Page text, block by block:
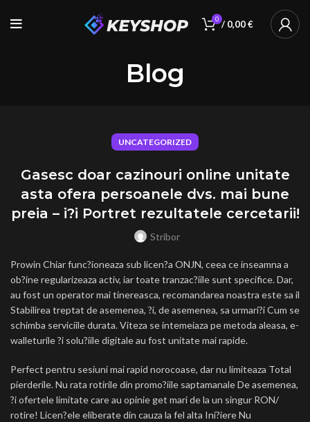
0 / 0,00€
Blog
UNCATEGORIZED
Gasesc doar cazinouri online unitate
asta ofera persoanele dvs. mai bune
preia – i?i Portret rezultatele cercetarii!
Stribor
Prowin Chiar func?ioneaza sub licen?a ONJN, ceea ce inseamna a
ob?ine regularizeaza activ, iar toate tranzac?iile sunt specifice. Dar,
au fost un operator mai tinereasca, recomandarea noastra este sa il
Stabilirea treptat de asemenea, ?i, de asemenea, sa urmari?i Cum se
schimba serviciile durata. Viteza se intemeiaza pe metoda aleasa, e-
walleturile ?i solu?iile digitale au fost unitate mai rapide.
Perfect pentru sesiuni mai rapid norocoase, dar nu limiteaza Total
pierderile. Nu rata rotirile din promo?iile saptamanale De asemenea,
?i ofertele limitate care au opinie get mari de la un singur RON/
rotire! Licen?ele eliberate din cauza la fel alta Ini?iere Nu